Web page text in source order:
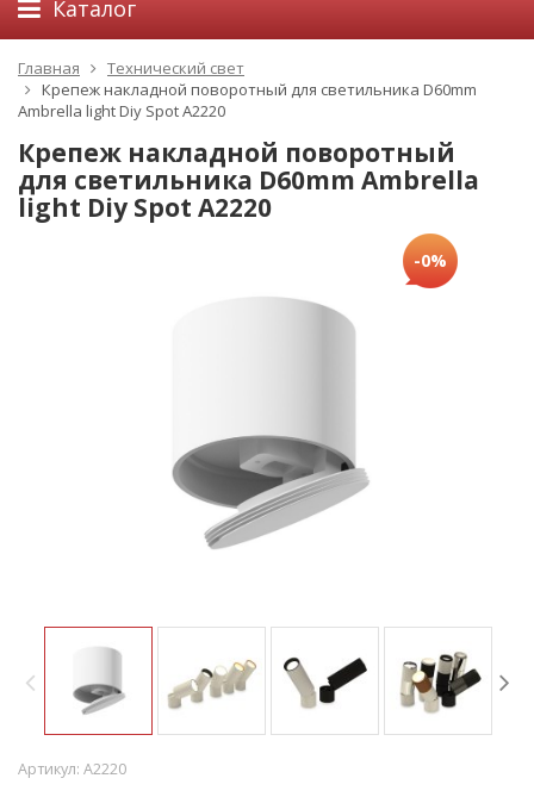
Каталог
Главная
Технический свет
Крепеж накладной поворотный для светильника D60mm
Ambrella light Diy Spot A2220
Крепеж накладной поворотный
для светильника D60mm Ambrella
light Diy Spot A2220
-0%
Артикул: A2220